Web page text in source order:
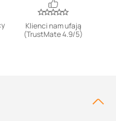
Klienci nam ufają
(TrustMate 4.9/5)